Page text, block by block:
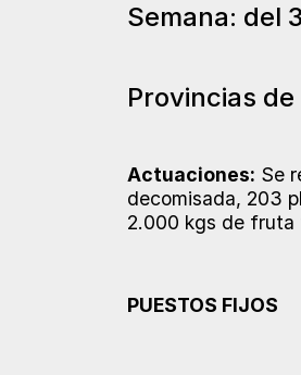
Semana: del
Provincias
Actuaciones: Se
decomisada, 203
2.000 kgs de fruta
PUESTOS FIJOS